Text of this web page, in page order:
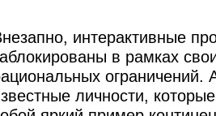
интерактивные
в рамках
ограничений.
личности,